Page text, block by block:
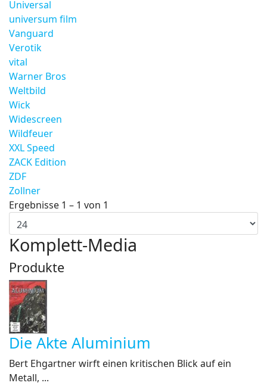
Universal
universum film
Vanguard
Verotik
vital
Warner Bros
Weltbild
Wick
Widescreen
Wildfeuer
XXL Speed
ZACK Edition
ZDF
Zollner
Ergebnisse 1 – 1 von 1
Komplett-Media
Produkte
Die Akte Aluminium
Bert Ehgartner wirft einen kritischen Blick auf ein
Metall, ...